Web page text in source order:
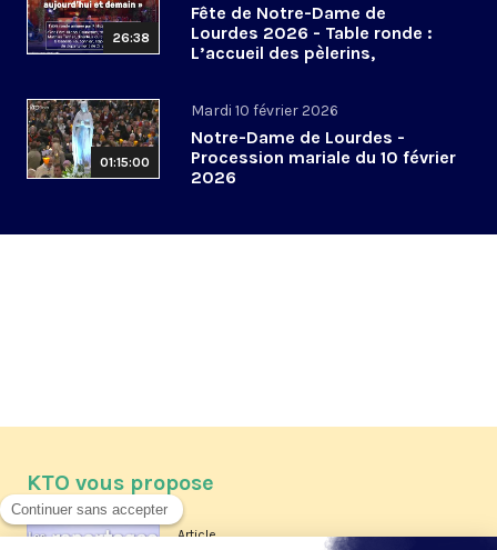
26:38
Fête de Notre-Dame de
Lourdes 2026 - Table ronde :
L’accueil des pèlerins,
01:15:00
Mardi 10 février 2026
Notre-Dame de Lourdes -
Procession mariale du 10 février
2026
KTO vous propose
Article